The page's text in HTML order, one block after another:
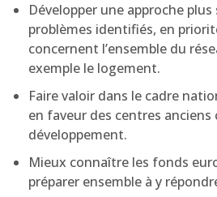
Développer une approche
problèmes identifiés, en
concernent l’ensemble du
exemple le logement.
Faire valoir dans le cadre
en faveur des centres
développement.
Mieux connaître les fonds
préparer ensemble à y